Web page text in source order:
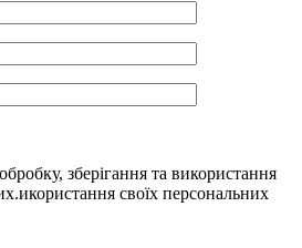
зберігання та використання
своїх персональних